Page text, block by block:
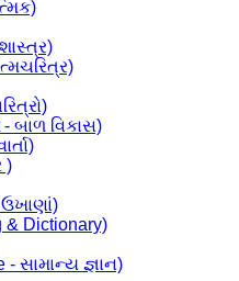
બાળ વિકાસ)
)
ઉખાણાં)
& Dictionary)
- સામાન્ય જ્ઞાન)